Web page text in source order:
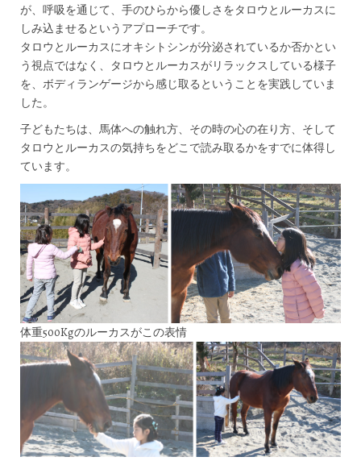
が、呼吸を通じて、手のひらから優しさをタロウとルーカスに
しみ込ませるというアプローチです。
タロウとルーカスにオキシトシンが分泌されているか否かとい
う視点ではなく、タロウとルーカスがリラックスしている様子
を、ボディランゲージから感じ取るということを実践していま
した。
子どもたちは、馬体への触れ方、その時の心の在り方、そして
タロウとルーカスの気持ちをどこで読み取るかをすでに体得し
ています。
体重500Kgのルーカスがこの表情